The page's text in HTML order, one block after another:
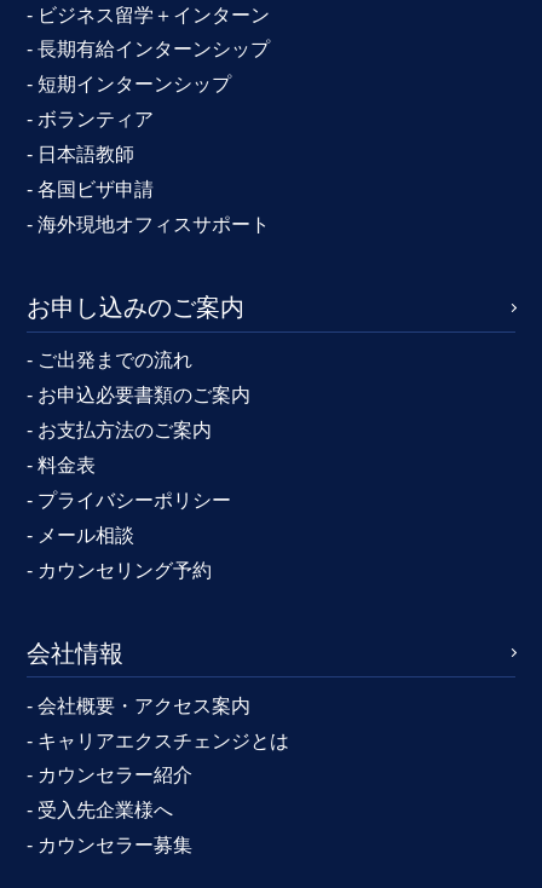
- ビジネス留学＋インターン
- 長期有給インターンシップ
- 短期インターンシップ
- ボランティア
- 日本語教師
- 各国ビザ申請
- 海外現地オフィスサポート
お申し込みのご案内
- ご出発までの流れ
- お申込必要書類のご案内
- お支払方法のご案内
- 料金表
- プライバシーポリシー
- メール相談
- カウンセリング予約
会社情報
- 会社概要・アクセス案内
- キャリアエクスチェンジとは
- カウンセラー紹介
- 受入先企業様へ
- カウンセラー募集